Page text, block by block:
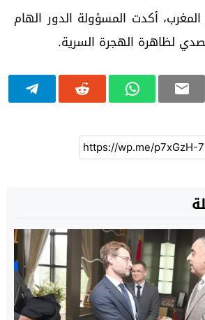
أكدت المسؤولة الدور الهام
لظاهرة الهجرة السرية.